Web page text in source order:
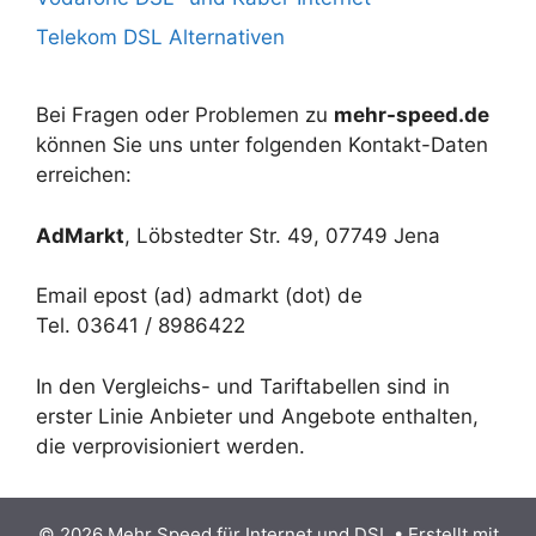
Telekom DSL Alternativen
Bei Fragen oder Problemen zu mehr-speed.de
können Sie uns unter folgenden Kontakt-Daten
erreichen:
AdMarkt, Löbstedter Str. 49, 07749 Jena
Email epost (ad) admarkt (dot) de
Tel. 03641 / 8986422
In den Vergleichs- und Tariftabellen sind in
erster Linie Anbieter und Angebote enthalten,
die verprovisioniert werden.